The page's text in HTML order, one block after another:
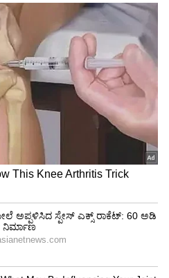
ನಟ
ತಮ್ಮ ಕಿರಣ್​ ರಾಜ್​
ನೀಡಲು
ಮೀಡಿಯಾ
ಸರ್ಕಾರಿ ಸಂಘ-
ನೋಟ್​ ಬುಕ್​
ಕೇಳಿಕೊಂಡಿದ್ದಾರೆ. ಅಗತ್ಯ
ಬಡವರಿಗೆ ಉಪಯೋಗ ಆಗಲಿ